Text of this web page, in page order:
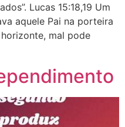
Lucas 15:18,19 Um
aquele Pai na porteira
mal pode